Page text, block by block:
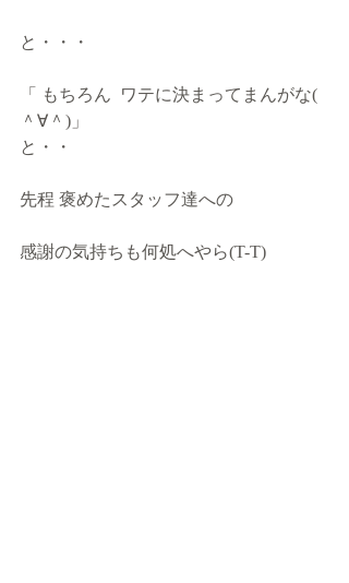
と・・・
「 もちろん  ワテに決まってまんがな(
＾∀＾)」
と・・
先程 褒めたスタッフ達への
感謝の気持ちも何処へやら(T-T)